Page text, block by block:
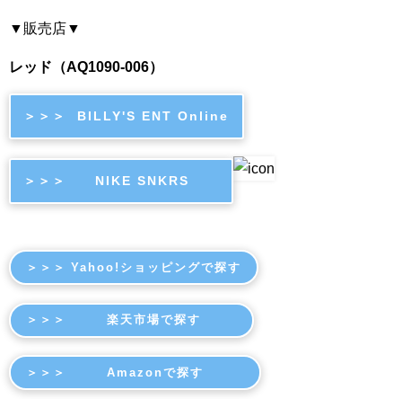
▼販売店▼
レッド（AQ1090-006）
＞＞＞ BILLY'S ENT Online
＞＞＞ NIKE SNKRS
＞＞＞ Yahoo!ショッピングで探す
＞＞＞ 楽天市場で探す
＞＞＞ Amazonで探す